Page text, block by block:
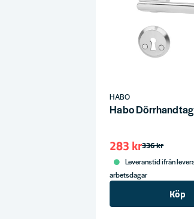
HABO
Habo
336 kr
283 kr
Leveranstid ifrån
arbetsdagar
Köp